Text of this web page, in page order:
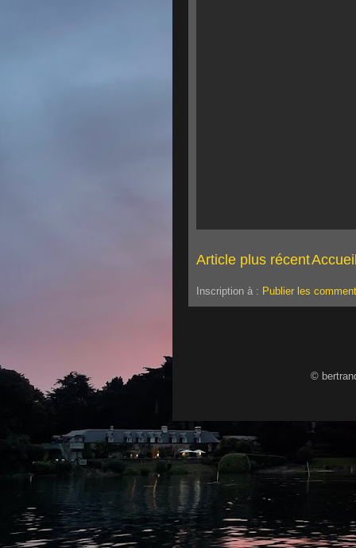
Article plus récent
Inscription à : Publier les
©